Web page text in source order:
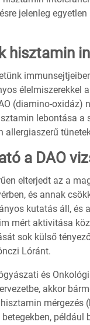
jelenleg
hisztamin
élelmiszerekkel
(diamino-oxidáz)
lebontása a
allergiaszerű
a DAO
elterjedt az a
és annak
kutatás áll, és
mért aktivitása
sok külső
Lóránt.
és
akkor